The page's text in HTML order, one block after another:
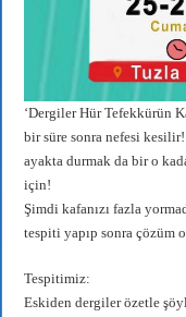
‘Dergiler Hür Tefekkürün
bir süre sonra nefesi
ayakta durmak da bir o
için!
Şimdi kafanızı fazla
tespiti yapıp sonra çözüm
Tespitimiz:
Eskiden dergiler özetle